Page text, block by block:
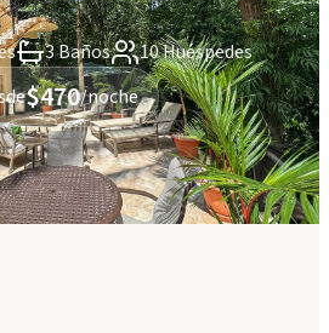
3 Baños
10 Huéspedes
$470/noche